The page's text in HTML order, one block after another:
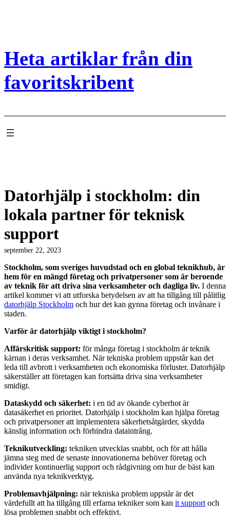
Heta artiklar från din
favoritskribent
Datorhjälp i stockholm: din
lokala partner för teknisk
support
september 22, 2023
Stockholm, som sveriges huvudstad och en global teknikhub, är
hem för en mängd företag och privatpersoner som är beroende
av teknik för att driva sina verksamheter och dagliga liv. I denna
artikel kommer vi att utforska betydelsen av att ha tillgång till pålitlig
datorhjälp Stockholm och hur det kan gynna företag och invånare i
staden.
Varför är datorhjälp viktigt i stockholm?
Affärskritisk support: för många företag i stockholm är teknik
kärnan i deras verksamhet. När tekniska problem uppstår kan det
leda till avbrott i verksamheten och ekonomiska förluster. Datorhjälp
säkerställer att företagen kan fortsätta driva sina verksamheter
smidigt.
Dataskydd och säkerhet: i en tid av ökande cyberhot är
datasäkerhet en prioritet. Datorhjälp i stockholm kan hjälpa företag
och privatpersoner att implementera säkerhetsåtgärder, skydda
känslig information och förhindra dataintrång.
Teknikutveckling: tekniken utvecklas snabbt, och för att hålla
jämna steg med de senaste innovationerna behöver företag och
individer kontinuerlig support och rådgivning om hur de bäst kan
använda nya teknikverktyg.
Problemavhjälpning: när tekniska problem uppstår är det
värdefullt att ha tillgång till erfarna tekniker som kan it support och
lösa problemen snabbt och effektivt.